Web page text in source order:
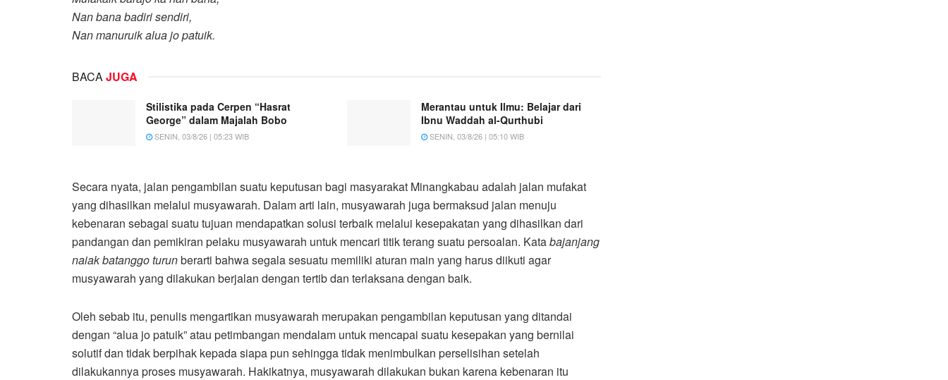
Nan bana badiri sendiri,
Nan manuruik alua jo patuik.
BACAJUGA
Stilistika pada Cerpen “Hasrat
George” dalam Majalah Bobo
SENIN, 03/8/26 | 05:23 WIB
Merantau untuk Ilmu: Belajar dari
Ibnu Waddah al-Qurthubi
SENIN, 03/8/26 | 05:10 WIB
Secara nyata, jalan pengambilan suatu keputusan bagi masyarakat Minangkabau adalah jalan mufakat
yang dihasilkan melalui musyawarah. Dalam arti lain, musyawarah juga bermaksud jalan menuju
kebenaran sebagai suatu tujuan mendapatkan solusi terbaik melalui kesepakatan yang dihasilkan dari
pandangan dan pemikiran pelaku musyawarah untuk mencari titik terang suatu persoalan. Katabajanjang
naiak batanggo turunberarti bahwa segala sesuatu memiliki aturan main yang harus diikuti agar
musyawarah yang dilakukan berjalan dengan tertib dan terlaksana dengan baik.
Oleh sebab itu, penulis mengartikan musyawarah merupakan pengambilan keputusan yang ditandai
dengan “alua jo patuik” atau petimbangan mendalam untuk mencapai suatu kesepakan yang bernilai
solutif dan tidak berpihak kepada siapa pun sehingga tidak menimbulkan perselisihan setelah
dilakukannya proses musyawarah. Hakikatnya, musyawarah dilakukan bukan karena kebenaran itu